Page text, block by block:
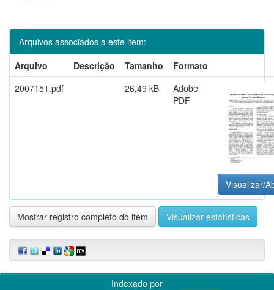
Arquivos associados a este item:
Arquivo
Descrição Tamanho
Formato
2007151.pdf
26,49 kB
Adobe
PDF
Visualizar/
Mostrar registro completo do item Visualizar estatísticas
Indexado por